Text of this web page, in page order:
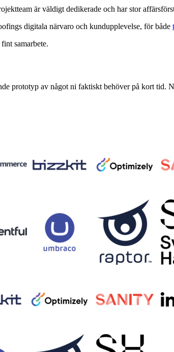
är väldigt dedikerade och har stor
digitala närvaro och kundupplevelse, för både
samarbete.
prototyp av något ni faktiskt behöver på kort tid.